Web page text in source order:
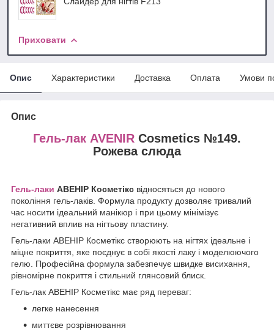
Приховати
Опис Характеристики Доставка Оплата Умови
Опис
Гель-лак AVENIR Cosmetics №149.
Рожева слюда
Гель-лаки АВЕНІР Косметікс відносяться до нового
покоління гель-лаків. Формула продукту дозволяє тривалий
час носити ідеальний манікюр і при цьому мінімізує
негативний вплив на нігтьову пластину.
Гель-лаки АВЕНІР Косметікс створюють на нігтях ідеальне і
міцне покриття, яке поєднує в собі якості лаку і моделюючого
гелю. Професійна формула забезпечує швидке висихання,
рівномірне покриття і стильний глянсовий блиск.
Гель-лак АВЕНІР Косметікс має ряд переваг:
легке нанесення
миттєве розрівнювання